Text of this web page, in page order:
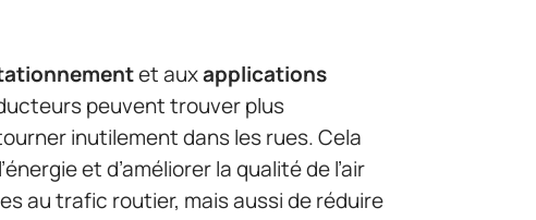
et auxapplications
peuvent trouver plus
inutilement dans les rues. Cela
et d’améliorer la qualité de l’air
au trafic routier, mais aussi de réduire